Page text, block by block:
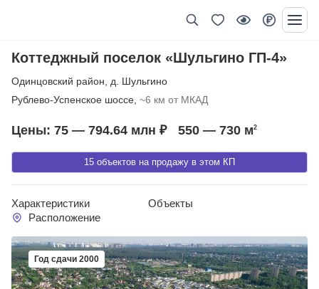
Коттеджный поселок «Шульгино ГП-4»
Одинцовский район
д. Шульгино
Рублево-Успенское шоссе, ~6 км от МКАД
15 объектов на продажу в этом КП
Цены: 75 — 794.64 млн ₽ 550 — 730 м2
Характеристики
Объекты
Расположение
Год сдачи 2000